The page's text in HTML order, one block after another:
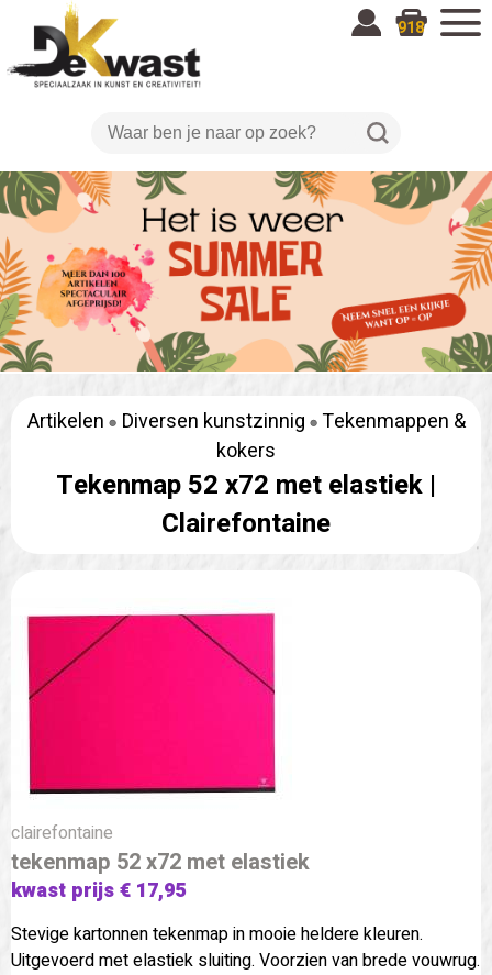
918
Artikelen Diversen kunstzinnig Tekenmappen &
kokers
Tekenmap 52 x72 met elastiek |
Clairefontaine
clairefontaine
tekenmap 52 x72 met elastiek
kwast prijs € 17,95
Stevige kartonnen tekenmap in mooie heldere kleuren.
Uitgevoerd met elastiek sluiting. Voorzien van brede vouwrug.